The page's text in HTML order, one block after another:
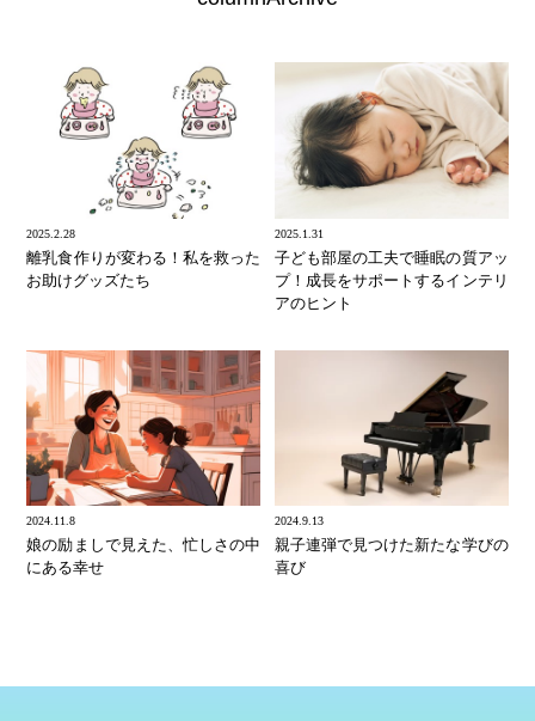
2025.2.28
離乳食作りが変わる！私を救った
お助けグッズたち
2025.1.31
子ども部屋の工夫で睡眠の質アッ
プ！成長をサポートするインテリ
アのヒント
2024.11.8
娘の励ましで見えた、忙しさの中
にある幸せ
2024.9.13
親子連弾で見つけた新たな学びの
喜び